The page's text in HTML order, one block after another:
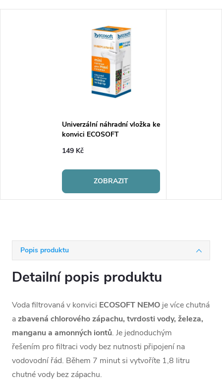
Popis produktu
Detailní popis produktu
Voda filtrovaná v konvici ECOSOFT NEMO je více chutná
azbavená chlorového zápachu, tvrdosti vody, železa,
manganu a amonných iontů. Je jednoduchým
řešením pro filtraci vody bez nutnosti připojení na
vodovodní řád. Během 7 minut si vytvoříte 1,8 litru
chutné vody bez zápachu.
Univerzální náhradní vložka ke
konvici ECOSOFT
149 Kč
ZOBRAZIT